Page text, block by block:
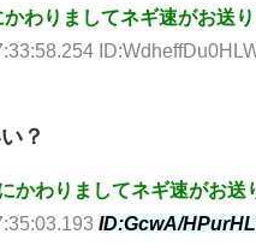
かわりましてネギ速がお送
？
かわりましてネギ速がお送
ID:GcwA/